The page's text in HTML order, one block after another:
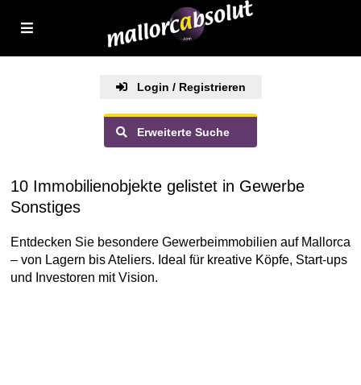
Login / Registrieren
Erweiterte Suche
10 Immobilienobjekte gelistet in Gewerbe
Sonstiges
Entdecken Sie besondere Gewerbeimmobilien auf Mallorca
– von Lagern bis Ateliers. Ideal für kreative Köpfe, Start-ups
und Investoren mit Vision.